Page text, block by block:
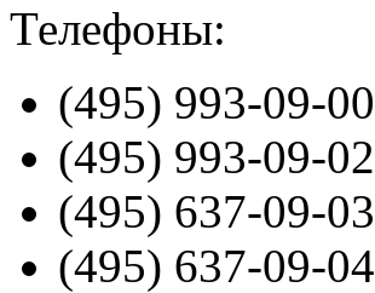
Телефоны:
(495) 993-09-00
(495) 993-09-02
(495) 637-09-03
(495) 637-09-04